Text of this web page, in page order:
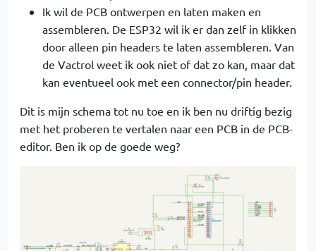
Ik wil de PCB ontwerpen en laten maken en
assembleren. De ESP32 wil ik er dan zelf in klikken
door alleen pin headers te laten assembleren. Van
de Vactrol weet ik ook niet of dat zo kan, maar dat
kan eventueel ook met een connector/pin header.
Dit is mijn schema tot nu toe en ik ben nu driftig bezig
met het proberen te vertalen naar een PCB in de PCB-
editor. Ben ik op de goede weg?